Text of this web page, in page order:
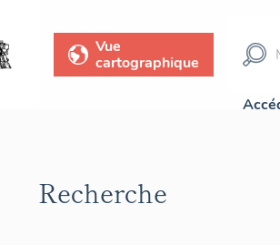
Vue
cartographique
Recherche